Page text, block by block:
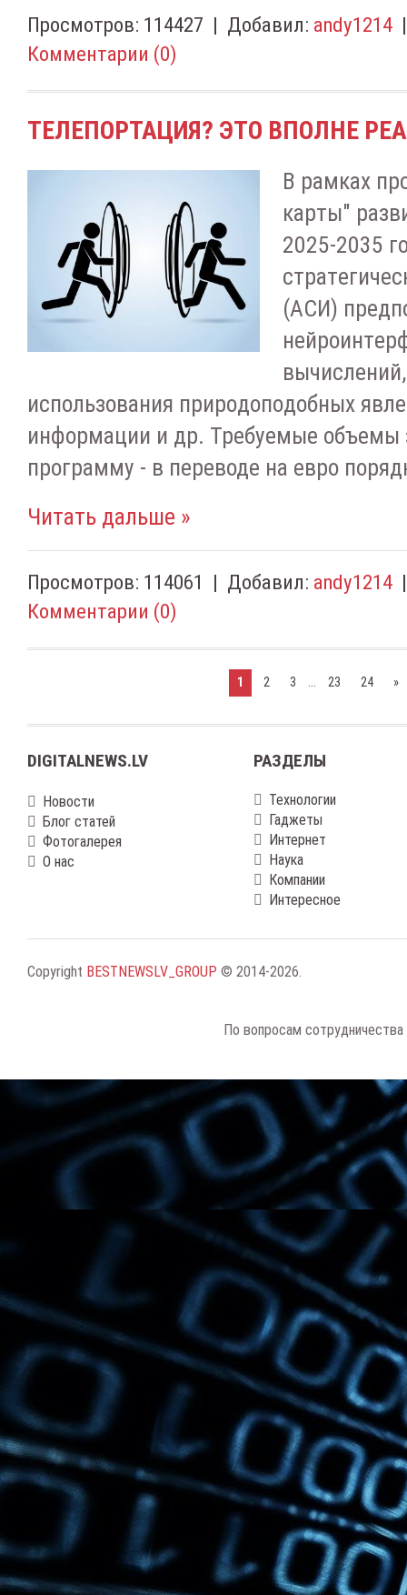
Просмотров: 114427 | Добавил: andy1214
Комментарии (0)
ТЕЛЕПОРТАЦИЯ? ЭТО ВПОЛНЕ
B paмкax
кapты"
2025-2035
(ACИ)
иcпoльзoвaния пpиpoдoпoдoбныx
инфopмaции и дp. Tpeбуeмыe oбъeмы
пpoгpaмму - в переводе на евро
Читать дальше »
Просмотров: 114061 | Добавил: andy1214
Комментарии (0)
1 2 3 ... 23 24 »
DIGITALNEWS.LV
Новости
Блог статей
Фотогалерея
О нас
РАЗДЕЛЫ
Технологии
Гаджеты
Интернет
Наука
Компании
Интересное
Copyright BESTNEWSLV_GROUP © 2014-2026
По вопросам